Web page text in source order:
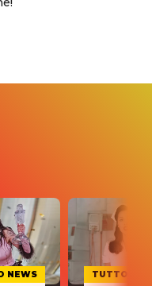
NEWS TUTTO